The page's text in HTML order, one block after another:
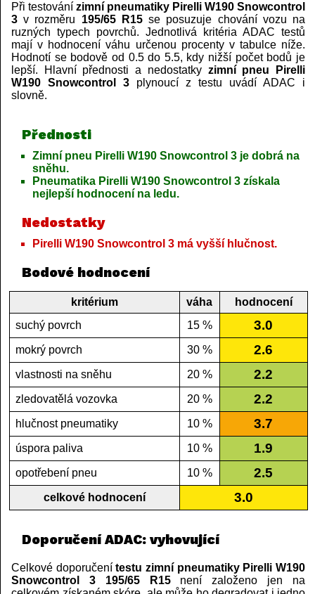
Při testování zimní pneumatiky Pirelli W190 Snowcontrol
3 v rozměru 195/65 R15se posuzuje chování vozu na
ruzných typech povrchů. Jednotlivá kritéria ADAC testů
mají v hodnocení váhu určenou procenty v tabulce níže.
Hodnotí se bodově od 0.5 do 5.5, kdy nižší počet bodů je
lepší. Hlavní přednosti a nedostatky zimní pneu Pirelli
W190 Snowcontrol 3 plynoucí z testu uvádí ADAC i
slovně.
Přednosti
Zimní pneu Pirelli W190 Snowcontrol 3 je dobrá na
sněhu.
Pneumatika Pirelli W190 Snowcontrol 3 získala
nejlepší hodnocení na ledu.
Nedostatky
Pirelli W190 Snowcontrol 3 má vyšší hlučnost.
Bodové hodnocení
kritérium váha
hodnocení
suchý povrch
15 % 3.0
mokrý povrch 30 % 2.6
vlastnosti na sněhu 20 % 2.2
zledovatělá vozovka 20 % 2.2
hlučnost pneumatiky 10 % 3.7
úspora paliva 10 % 1.9
opotřebení pneu 10 % 2.5
celkové hodnocení 3.0
Doporučení ADAC: vyhovující
Celkové doporučenítestu zimní pneumatiky Pirelli W190
Snowcontrol 3 195/65 R15není založeno jen na